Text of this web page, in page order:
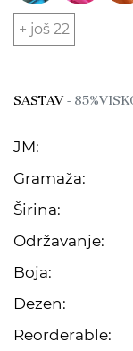
+ još 22
SASTAV-
JM:
Gramaža:
Širina:
Održavanje:
Boja:
Dezen:
Reorderable: